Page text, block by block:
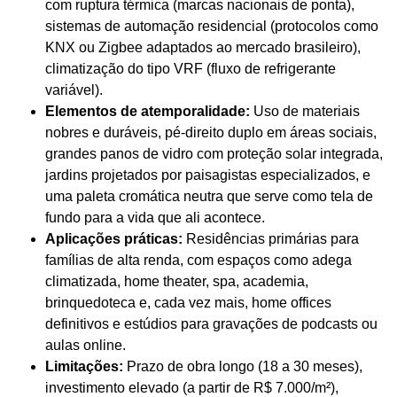
com ruptura térmica (marcas nacionais de ponta),
sistemas de automação residencial (protocolos como
KNX ou Zigbee adaptados ao mercado brasileiro),
climatização do tipo VRF (fluxo de refrigerante
variável).
Elementos de atemporalidade: Uso de materiais
nobres e duráveis, pé-direito duplo em áreas sociais,
grandes panos de vidro com proteção solar integrada,
jardins projetados por paisagistas especializados, e
uma paleta cromática neutra que serve como tela de
fundo para a vida que ali acontece.
Aplicações práticas: Residências primárias para
famílias de alta renda, com espaços como adega
climatizada, home theater, spa, academia,
brinquedoteca e, cada vez mais, home offices
definitivos e estúdios para gravações de podcasts ou
aulas online.
Limitações: Prazo de obra longo (18 a 30 meses),
investimento elevado (a partir de R$ 7.000/m²),